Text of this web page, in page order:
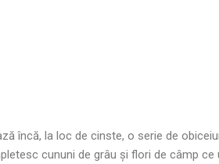
încă, la loc de cinste, o serie de
cununi de grâu şi flori de câmp